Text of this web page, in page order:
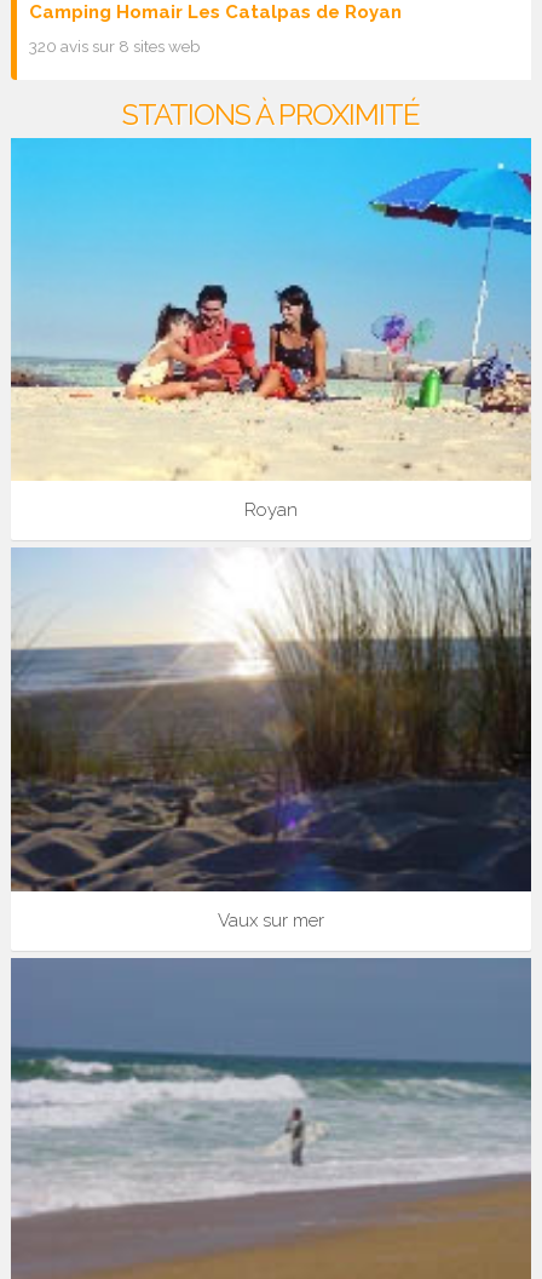
Camping Homair Les Catalpas de Royan
320 avis sur 8 sites web
STATIONS À PROXIMITÉ
Royan
Vaux sur mer